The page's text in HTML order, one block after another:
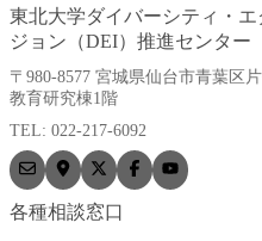
東北大学ダイバーシティ・
ジョン（DEI）推進センター
〒980-8577 宮城県仙台市青葉区
教育研究棟1階
TEL: 022-217-6092
各種相談窓口